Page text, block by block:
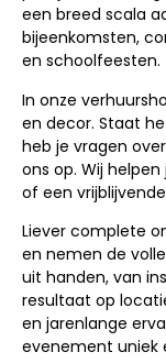
een breed scala
bijeenkomsten,
en schoolfeesten.
In onze
en decor. Staat
heb je vragen
ons op. Wij
of een
Liever complete
en nemen de
uit handen, van
resultaat op
en jarenlange
evenement uniek